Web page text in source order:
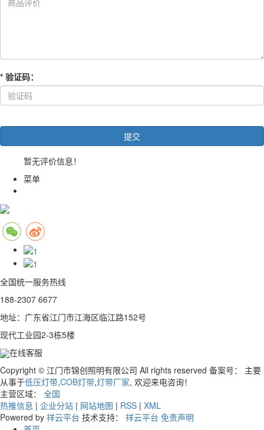
* 验证码：
暂无评价信息！
菜单
全国统一服务热线
188-2307 6677
地址：广东省江门市江海区临江路152号
现代工业园2-3栋5楼
在线客服
Copyright © 江门市锦创照明有限公司 All rights reserved 备案号：
主要
从事于低压灯带,COB灯带,灯带厂家, 欢迎来电咨询！
主营区域： 全国
热推信息 | 企业分站 | 网站地图 | RSS | XML
Powered by 祥云平台 技术支持： 祥云平台 免责声明